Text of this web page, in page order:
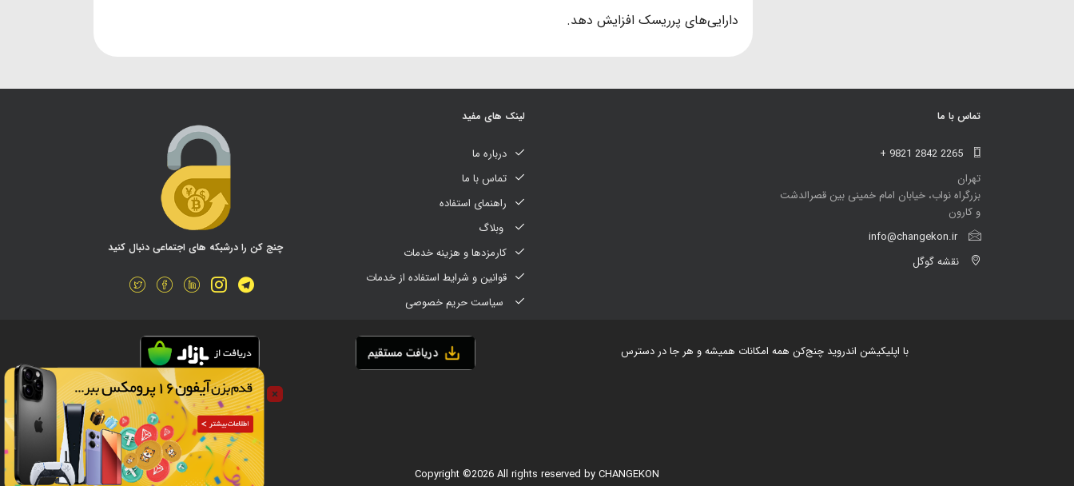
دارایی‌های پرریسک افزایش دهد.
چنج کن را درشبکه های اجتماعی دنبال کنید
لینک های مفید
درباره ما
تماس با ما
راهنمای استفاده
کارمزدها و هزینه خدمات
قوانین و شرایط استفاده از خدمات
تماس با ما
+ 9821 2842 2265
تهران
بزرگراه نواب، خیابان امام خمینی بین قصرالدشت
و کارون
info@changekon.ir
با اپلیکیشن اندروید چنج‌کن همه امکانات همیشه و هر جا در دسترس
Copyright ©2026 All rights reserved by CHANGEKON